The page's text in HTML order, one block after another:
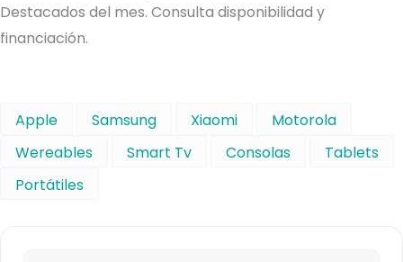
Destacados del mes. Consulta disponibilidad y
financiación.
Apple Samsung Xiaomi
Motorola
Wereables
Smart Tv Consolas
Tablets
Portátiles